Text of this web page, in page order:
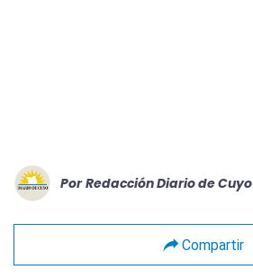
Por Redacción Diario de Cuyo
Compartir